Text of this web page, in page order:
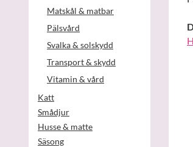
Matskål & matbar
Pälsvård
Svalka & solskydd
Transport & skydd
Vitamin & vård
Katt
Smådjur
Husse & matte
Säsong